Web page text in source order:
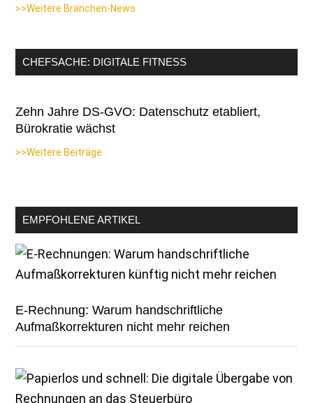
>>Weitere Branchen-News
CHEFSACHE: DIGITALE FITNESS
Zehn Jahre DS-GVO: Datenschutz etabliert,
Bürokratie wächst
>>Weitere Beiträge
EMPFOHLENE ARTIKEL
E-Rechnung: Warum handschriftliche
Aufmaßkorrekturen nicht mehr reichen